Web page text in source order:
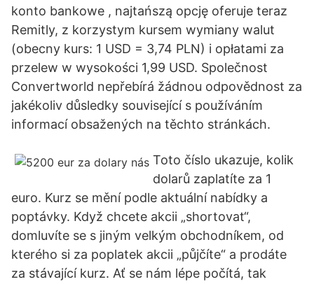
konto bankowe , najtańszą opcję oferuje teraz
Remitly, z korzystym kursem wymiany walut
(obecny kurs: 1 USD = 3,74 PLN) i opłatami za
przelew w wysokości 1,99 USD. Společnost
Convertworld nepřebírá žádnou odpovědnost za
jakékoliv důsledky související s používáním
informací obsažených na těchto stránkách.
Toto číslo ukazuje, kolik
dolarů zaplatíte za 1
euro. Kurz se mění podle aktuální nabídky a
poptávky. Když chcete akcii „shortovat“,
domluvíte se s jiným velkým obchodníkem, od
kterého si za poplatek akcii „půjčíte“ a prodáte
za stávající kurz. Ať se nám lépe počítá, tak